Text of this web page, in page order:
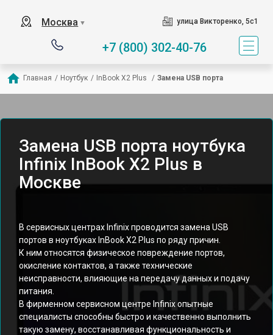
Москва ▼ улица Викторенко, 5с1
+7 (800) 302-40-76
Главная / Ноутбук / InBook X2 Plus / Замена USB порта
Замена USB порта ноутбука
Infinix InBook X2 Plus в
Москве
В сервисных центрах Infinix проводится замена USB
портов в ноутбуках InBook X2 Plus по ряду причин.
К ним относятся физическое повреждение портов,
окисление контактов, а также технические
неисправности, влияющие на передачу данных и подачу
питания.
В фирменном сервисном центре Infinix опытные
специалисты способны быстро и качественно выполнить
такую замену, восстанавливая функциональность и